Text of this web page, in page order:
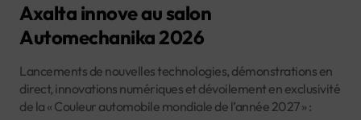
Axalta innove au salon
Automechanika 2026
Lancements de nouvelles technologies, démonstrations en
direct, innovations numériques et dévoilement en exclusivité
de la « Couleur automobile mondiale de l’année 2027 » :